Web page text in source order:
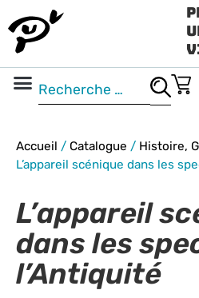
Accueil / Catalogue / Histoire,
L’appareil scénique dans les
L’appareil
dans les
l’Antiquité